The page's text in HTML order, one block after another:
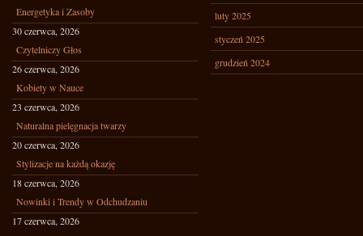
Energetyka i Zasoby
30 czerwca, 2026
Czytelniczy Głos
26 czerwca, 2026
Kobiety w Nauce
23 czerwca, 2026
Naturalna pielęgnacja twarzy
20 czerwca, 2026
Stylizacje na każdą okazję
18 czerwca, 2026
Nowinki i Trendy w Odchudzaniu
17 czerwca, 2026
luty 2025
styczeń 2025
grudzień 2024